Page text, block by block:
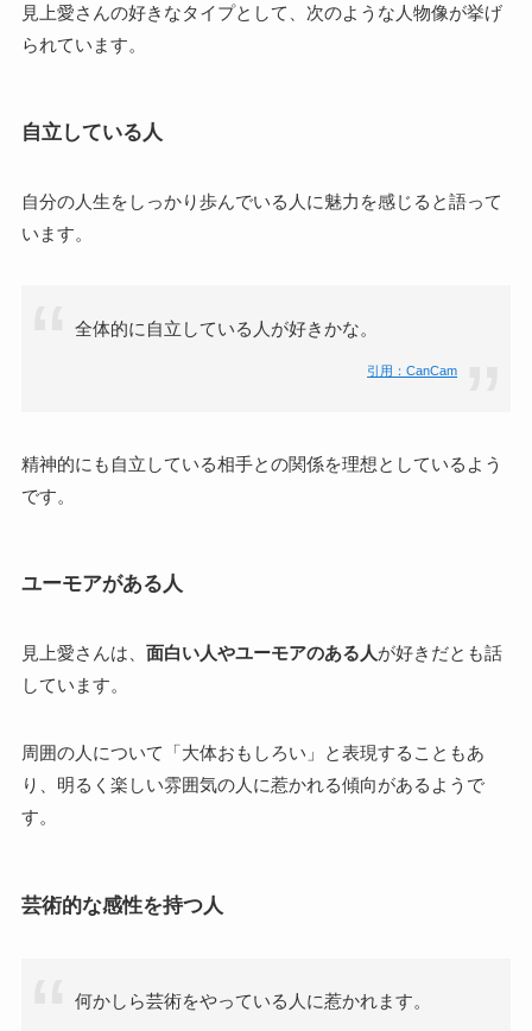
見上愛さんの好きなタイプとして、次のような人物像が挙げ
られています。
自立している人
自分の人生をしっかり歩んでいる人に魅力を感じると語って
います。
全体的に自立している人が好きかな。
引用：CanCam
精神的にも自立している相手との関係を理想としているよう
です。
ユーモアがある人
見上愛さんは、 面白い人やユーモアのある人が好きだとも話
しています。
周囲の人について「大体おもしろい」と表現することもあ
り、明るく楽しい雰囲気の人に惹かれる傾向があるようで
す。
芸術的な感性を持つ人
何かしら芸術をやっている人に惹かれます。